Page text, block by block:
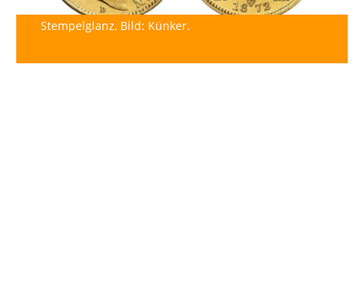
Stempelglanz, Bild: Künker.